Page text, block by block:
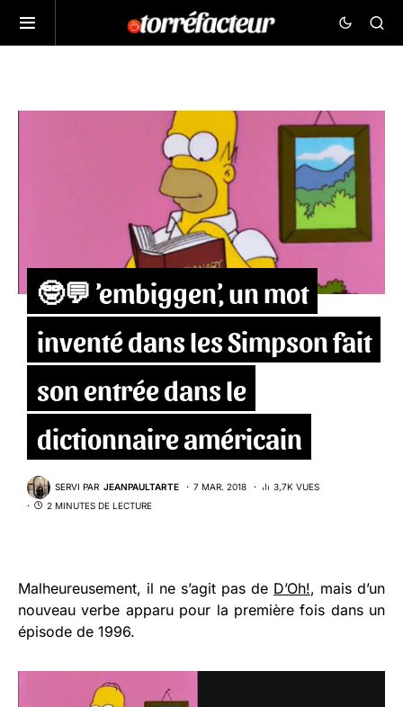
🤓💬 ’embiggen’, un mot
inventé dans les Simpson fait
son entrée dans le
dictionnaire américain
SERVI PAR JEANPAULTARTE 7 MAR. 2018
3,7K VUES
2 MINUTES DE LECTURE
Malheureusement, il ne s’agit pas de D’Oh!, mais d’un
nouveau verbe apparu pour la première fois dans un
épisode de 1996.